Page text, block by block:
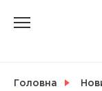
Головна